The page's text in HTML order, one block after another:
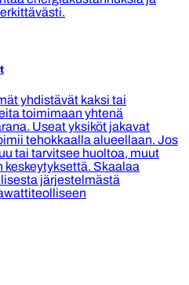
yhdistävät kaksi tai
toimimaan yhtenä
Useat yksiköt jakavat
tehokkaalla alueellaan. Jos
tai tarvitsee huoltoa, muut
keskeytyksettä. Skaalaa
järjestelmästä